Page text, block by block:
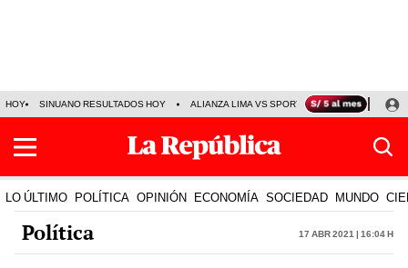
HOY SINUANO RESULTADOS HOY ALIANZA LIMA VS SPORT BOYS JORGE
LO ÚLTIMO POLÍTICA OPINIÓN ECONOMÍA SOCIEDAD MUNDO
Política 17 Abr 2021 | 16:04 h